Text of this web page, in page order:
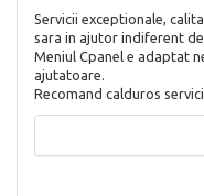
Servicii exceptionale,
sara in ajutor indiferent
Meniul Cpanel e adaptat
ajutatoare.
Recomand calduros